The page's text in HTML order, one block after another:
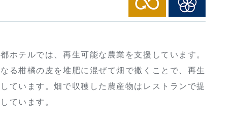
ホテルでは、再生可能な農業を支援しています。
る柑橘の皮を堆肥に混ぜて畑で撒くことで、再生
ています。畑で収穫した農産物はレストランで提
ています。